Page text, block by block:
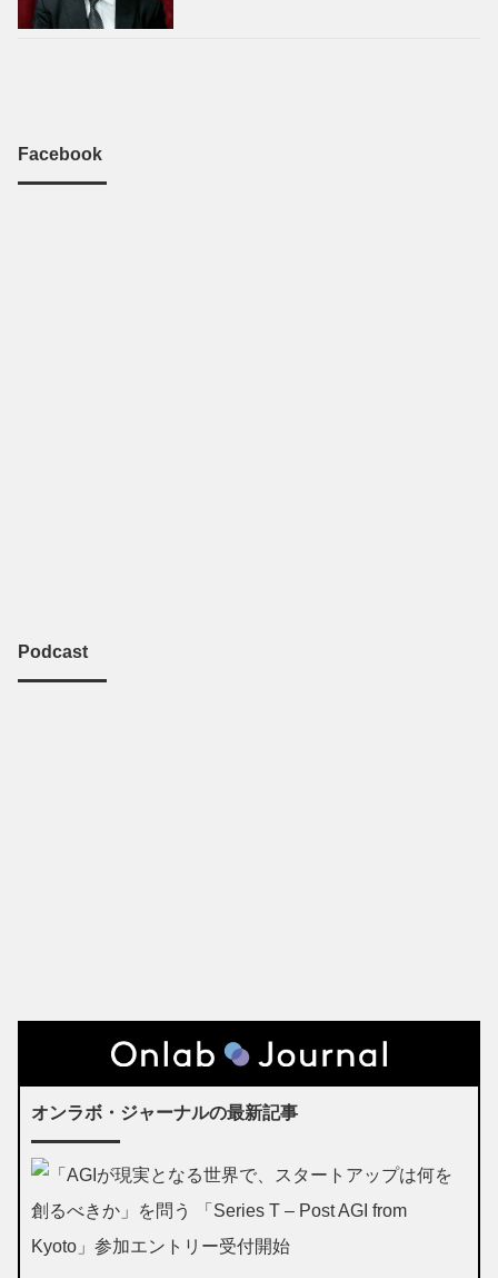
Facebook
Podcast
オンラボ・ジャーナルの最新記事